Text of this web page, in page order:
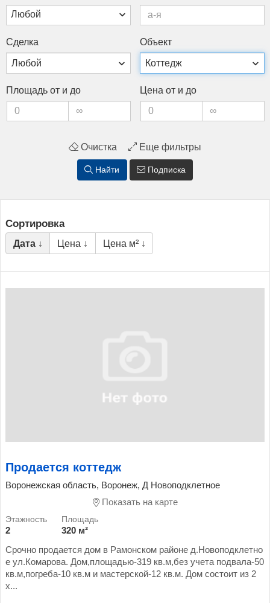
Любой
Сдел­ка Объ­ект
Пло­щадь от и до Це­на от и до
Очистка Еще фильтры
Найти Подписка
Сортировка
Дата ↓ Цена ↓ Цена м² ↓
Продается коттедж
Воронежская область, Воронеж, Д Новоподклетное
Показать на карте
2
320 м²
Срочно продается дом в Рамонском районе д.Новоподклетно
е ул.Комарова. Дом,площадью-319 кв.м,без учета подвала-50
кв.м,погреба-10 кв.м и мастерской-12 кв.м. Дом состоит из 2
х...